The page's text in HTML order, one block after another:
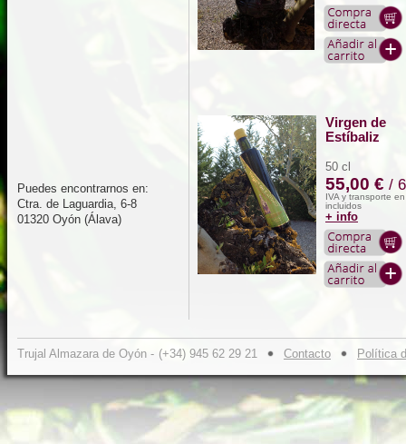
Puedes encontrarnos en:
Ctra. de Laguardia, 6-8
01320 Oyón (Álava)
Virgen de
Estíbaliz
50 cl
55,00 € /
IVA y transporte
incluidos
+ info
Trujal Almazara de Oyón - (+34) 945 62 29 21 Contacto Política